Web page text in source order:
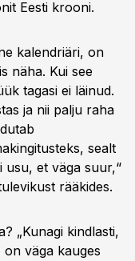
Eesti krooni.
kalendriäri, on
näha. Kui see
tagasi ei läinud.
ja nii palju raha
sealt
usu, et väga suur,“
rääkides.
„Kunagi kindlasti,
väga kauges